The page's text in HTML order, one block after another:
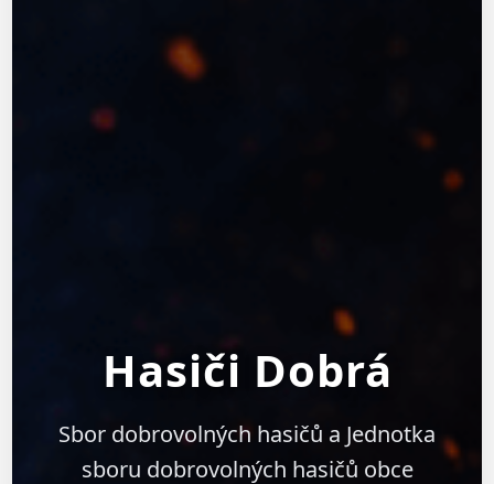
Hasiči Dobrá
Sbor dobrovolných hasičů a Jednotka
sboru dobrovolných hasičů obce